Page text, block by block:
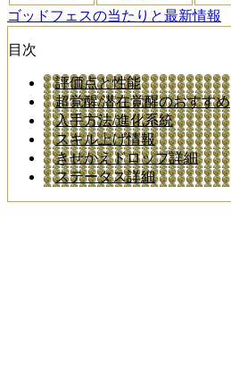
ゴッドフェスの当たりと最新情報
目次
評価点と性能
超覚醒/潜在覚醒のおすすめ
入手方法/進化系統
スキル上げ情報
きせかえドロップ詳細
ステータス詳細